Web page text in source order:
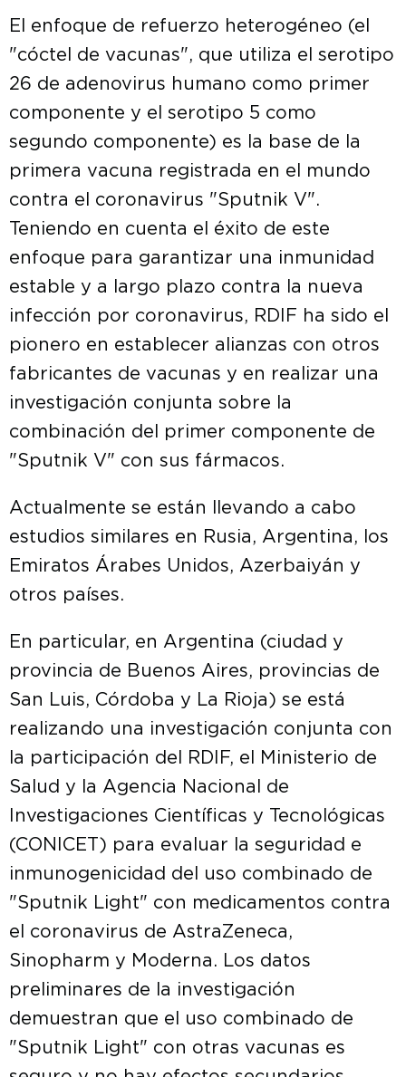
El enfoque de refuerzo heterogéneo (el
"cóctel de vacunas", que utiliza el serotipo
26 de adenovirus humano como primer
componente y el serotipo 5 como
segundo componente) es la base de la
primera vacuna registrada en el mundo
contra el coronavirus "Sputnik V".
Teniendo en cuenta el éxito de este
enfoque para garantizar una inmunidad
estable y a largo plazo contra la nueva
infección por coronavirus, RDIF ha sido el
pionero en establecer alianzas con otros
fabricantes de vacunas y en realizar una
investigación conjunta sobre la
combinación del primer componente de
"Sputnik V" con sus fármacos.
Actualmente se están llevando a cabo
estudios similares en Rusia, Argentina, los
Emiratos Árabes Unidos, Azerbaiyán y
otros países.
En particular, en Argentina (ciudad y
provincia de Buenos Aires, provincias de
San Luis, Córdoba y La Rioja) se está
realizando una investigación conjunta con
la participación del RDIF, el Ministerio de
Salud y la Agencia Nacional de
Investigaciones Científicas y Tecnológicas
(CONICET) para evaluar la seguridad e
inmunogenicidad del uso combinado de
"Sputnik Light" con medicamentos contra
el coronavirus de AstraZeneca,
Sinopharm y Moderna. Los datos
preliminares de la investigación
demuestran que el uso combinado de
"Sputnik Light" con otras vacunas es